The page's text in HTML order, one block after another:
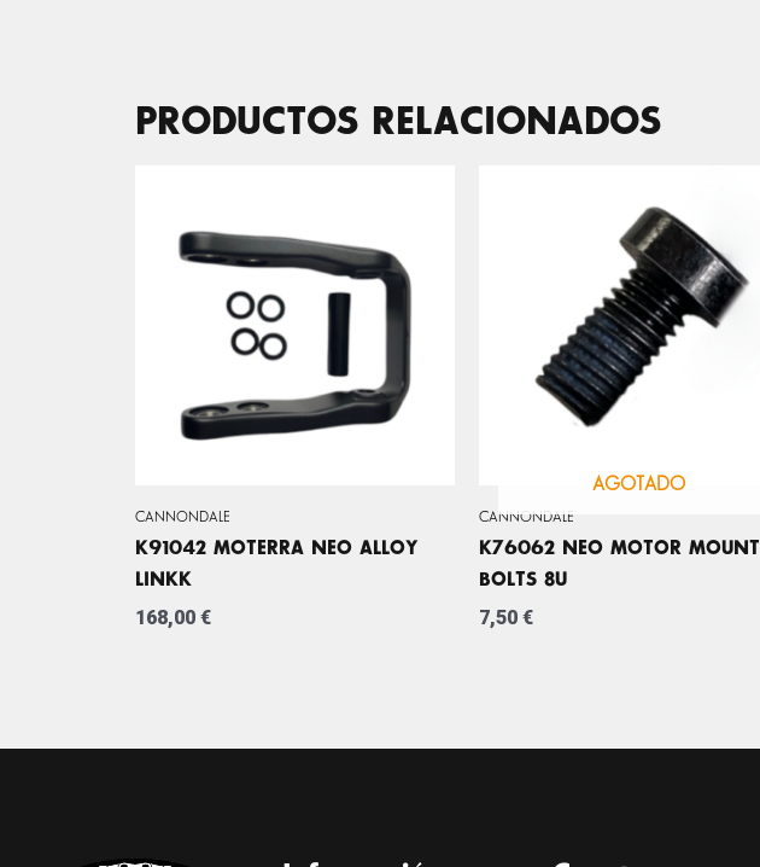
PRODUCTOS RELACIONADOS
CANNONDALE
K91042 MOTERRA NEO ALLOY
LINKK
168,00 €
AGOTADO
CANNONDALE
K76062 NEO MOTOR MOUNT
BOLTS 8U
7,50 €